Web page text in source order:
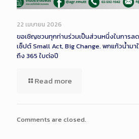
22 เมษายน 2026
ขอเชิญชวนทุกท่านร่วมเป็นส่วนหนึ่งในการ
เซ็ปต์ Small Act, Big Change. พกแก้วน้ำม
ถึง 365 ใบต่อปี
Read more
Comments are closed.